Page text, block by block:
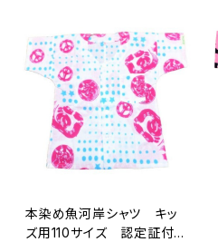
てシャツ てぬぐいシャツ
濱いちシャツ 焼津 浜通
り 港町
本染め魚河岸シャツ キッ
ズ用110サイズ 認定証付